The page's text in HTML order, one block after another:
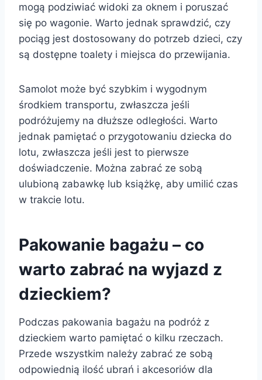
mogą podziwiać widoki za oknem i poruszać
się po wagonie. Warto jednak sprawdzić, czy
pociąg jest dostosowany do potrzeb dzieci, czy
są dostępne toalety i miejsca do przewijania.
Samolot może być szybkim i wygodnym
środkiem transportu, zwłaszcza jeśli
podróżujemy na dłuższe odległości. Warto
jednak pamiętać o przygotowaniu dziecka do
lotu, zwłaszcza jeśli jest to pierwsze
doświadczenie. Można zabrać ze sobą
ulubioną zabawkę lub książkę, aby umilić czas
w trakcie lotu.
Pakowanie bagażu – co
warto zabrać na wyjazd z
dzieckiem?
Podczas pakowania bagażu na podróż z
dzieckiem warto pamiętać o kilku rzeczach.
Przede wszystkim należy zabrać ze sobą
odpowiednią ilość ubrań i akcesoriów dla